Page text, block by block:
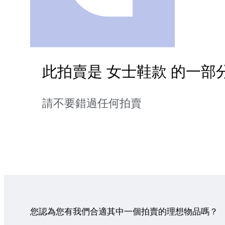
此拍賣是 女士鞋款 的一部
請不要錯過任何拍賣
您認為您有我們合適其中一個拍賣的理想物品嗎？